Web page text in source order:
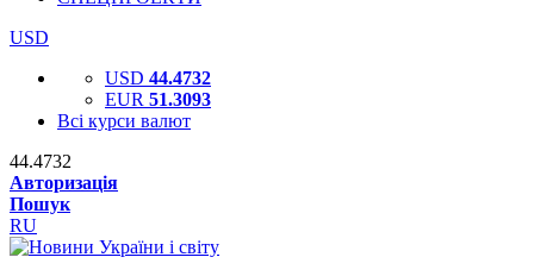
USD
USD 44.4732
EUR 51.3093
Всі курси валют
44.4732
Авторизація
Пошук
RU